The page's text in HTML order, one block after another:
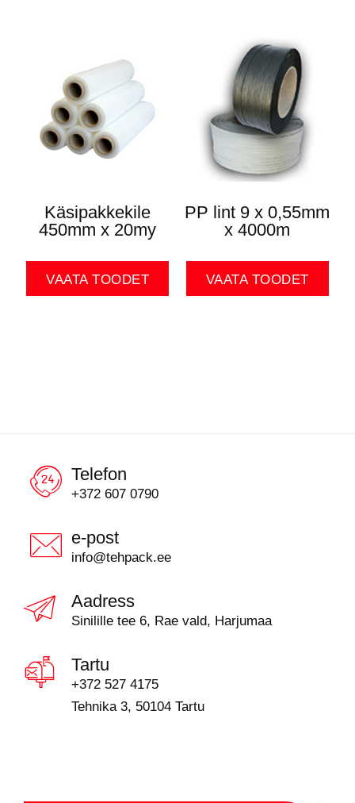
Käsipakkekile
450mm x 20my
VAATA TOODET
PP lint 9 x 0,55mm
x 4000m
VAATA TOODET
Telefon
+372 607 0790
e-post
info@tehpack.ee
Aadress
Sinilille tee 6, Rae vald, Harjumaa
Tartu
+372 527 4175
Tehnika 3, 50104 Tartu